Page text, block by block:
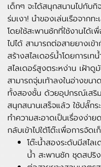
เด็กๆ จะได้สนุกสนานไปกับกิ
ร่มเงา! นำของเล่นเรือจาก
โดยใช้สะพานชักที่ใช้งานได้เ
ไปได้ สามารถต่อสายยางเข้
สร้างสไลเดอร์น้ำโดยการเ
สไลเดอร์สูงตระหง่าน เฝ้า
สามารถจุ่มเท้าลงในอ่างขน
ทั้งสองชั้น ด้วยอุปกรณ์เสริ
สนุกสนานเสร็จแล้ว ใช้ปลั๊กร
ทำความสะอาดเป็นเรื่องง่า
กลับเข้าไปใต้โต๊ะเพื่อการจั
โต๊ะน้ำสองระดับมีสไล
น้ำ สะพานชัก ชุดสปริ